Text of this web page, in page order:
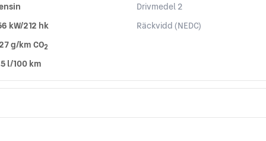
kW/212 hk
g/km CO2
l/100 km
Drivmedel 2
Räckvidd (NEDC)